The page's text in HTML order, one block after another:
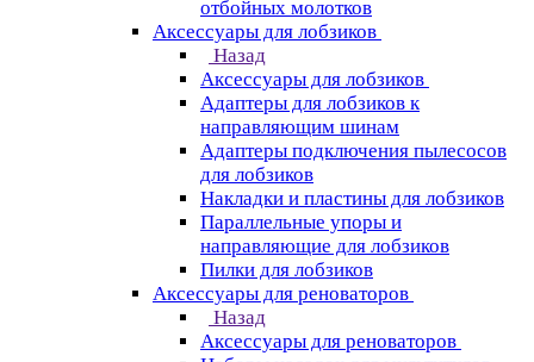
отбойных молотков
Аксессуары для лобзиков
Назад
Аксессуары для лобзиков
Адаптеры для лобзиков к
направляющим шинам
Адаптеры подключения пылесосов
для лобзиков
Накладки и пластины для лобзиков
Параллельные упоры и
направляющие для лобзиков
Пилки для лобзиков
Аксессуары для реноваторов
Назад
Аксессуары для реноваторов